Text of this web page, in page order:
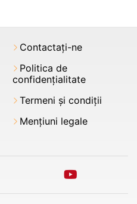
Contactați-ne
Politica de
confidențialitate
Termeni şi condiții
Mențiuni legale
youtube